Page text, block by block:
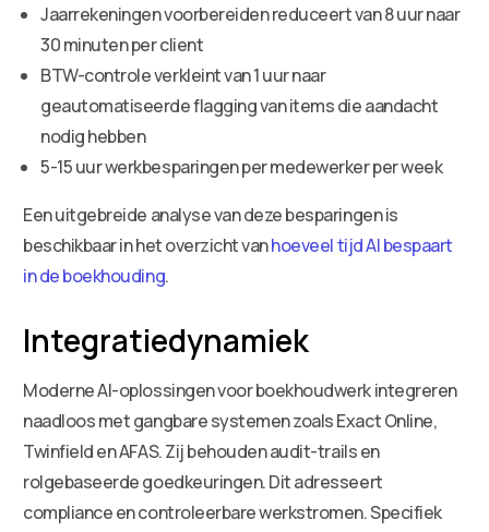
Jaarrekeningen voorbereiden reduceert van 8 uur naar
30 minuten per client
BTW-controle verkleint van 1 uur naar
geautomatiseerde flagging van items die aandacht
nodig hebben
5-15 uur werkbesparingen per medewerker per week
Een uitgebreide analyse van deze besparingen is
beschikbaar in het overzicht vanhoeveel tijd AI bespaart
in de boekhouding.
Integratiedynamiek
Moderne AI-oplossingen voor boekhoudwerk integreren
naadloos met gangbare systemen zoals Exact Online,
Twinfield en AFAS. Zij behouden audit-trails en
rolgebaseerde goedkeuringen. Dit adresseert
compliance en controleerbare werkstromen. Specifiek